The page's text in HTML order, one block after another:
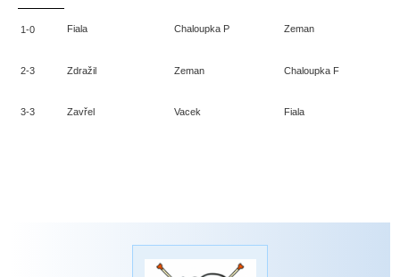
1-0 Fiala Chaloupka P Zeman
2-3 Zdražil Zeman Chaloupka F
3-3 Zavřel Vacek Fiala